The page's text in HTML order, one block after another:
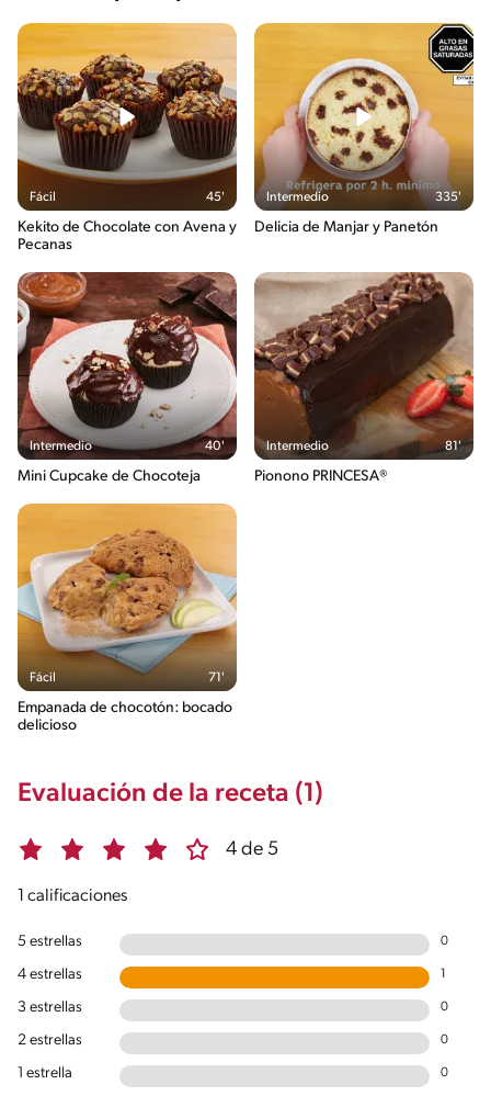
Fácil 45'
Kekito de Chocolate con Avena y
Pecanas
Intermedio 335'
Delicia de Manjar y Panetón
Intermedio 40'
Mini Cupcake de Chocoteja
Intermedio 81'
Pionono PRINCESA®
Fácil 71'
Empanada de chocotón: bocado
delicioso
Evaluación de la receta (1)
4 de 5
1 calificaciones
5 estrellas 0
4 estrellas 1
3 estrellas 0
2 estrellas 0
1 estrella 0